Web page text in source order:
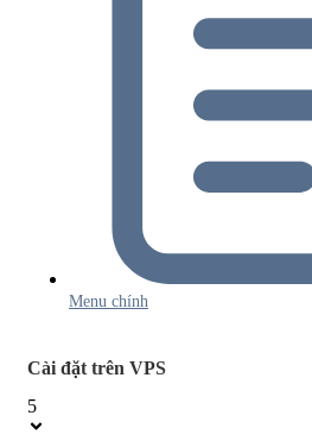
Menu chính
Cài đặt trên VPS
5